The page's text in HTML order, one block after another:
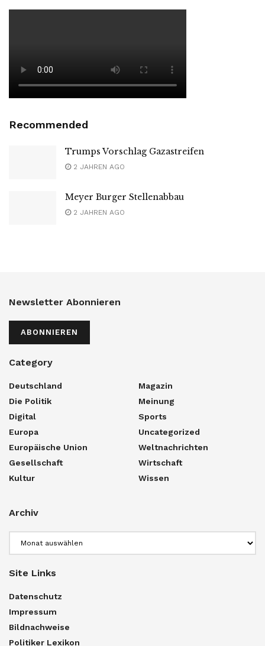
Recommended
Trumps Vorschlag Gazastreifen
2 JAHREN AGO
Meyer Burger Stellenabbau
2 JAHREN AGO
Newsletter Abonnieren
ABONNIEREN
Category
Deutschland
Die Politik
Digital
Europa
Europäische Union
Gesellschaft
Kultur
Magazin
Meinung
Sports
Uncategorized
Weltnachrichten
Wirtschaft
Wissen
Archiv
Site Links
Datenschutz
Impressum
Bildnachweise
Politiker Lexikon